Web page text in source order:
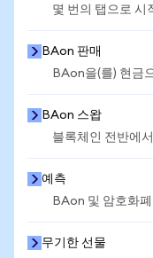
몇 번의 탭으로 시
BAon 판매
BAon을(를) 현금
BAon 스왑
블록체인 전반에
예측
BAon 및 암호화
무기한 선물